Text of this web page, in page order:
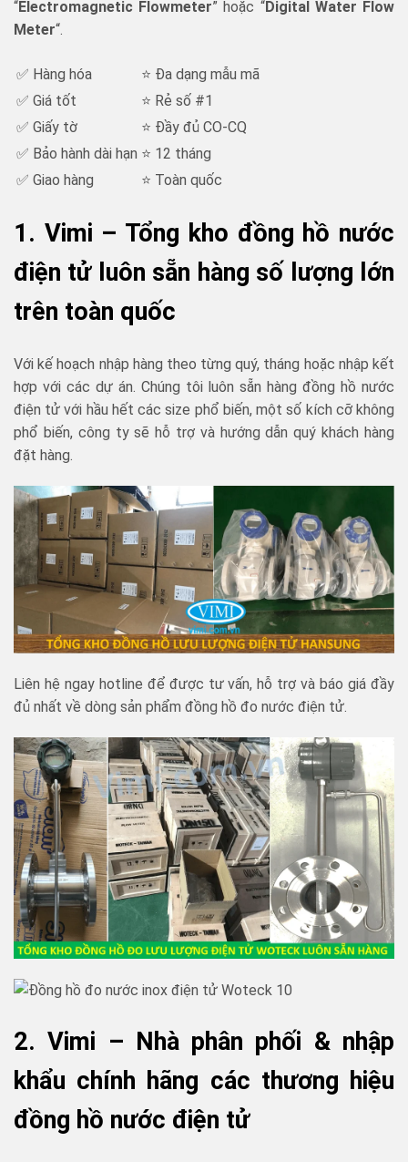
“Electromagnetic Flowmeter” hoặc “Digital Water Flow
Meter“.
✅ Hàng hóa
⭐ Đa dạng mẫu mã
✅ Giá tốt
⭐ Rẻ số #1
✅ Giấy tờ
⭐ Đầy đủ CO-CQ
✅ Bảo hành dài hạn ⭐ 12 tháng
✅ Giao hàng
⭐ Toàn quốc
1. Vimi – Tổng kho đồng hồ nước
điện tử luôn sẵn hàng số lượng lớn
trên toàn quốc
Với kế hoạch nhập hàng theo từng quý, tháng hoặc nhập kết
hợp với các dự án. Chúng tôi luôn sẵn hàng đồng hồ nước
điện tử với hầu hết các size phổ biến, một số kích cỡ không
phổ biến, công ty sẽ hỗ trợ và hướng dẫn quý khách hàng
đặt hàng.
Liên hệ ngay hotline để được tư vấn, hỗ trợ và báo giá đầy
đủ nhất về dòng sản phẩm đồng hồ đo nước điện tử.
2. Vimi – Nhà phân phối & nhập
khẩu chính hãng các thương hiệu
đồng hồ nước điện tử